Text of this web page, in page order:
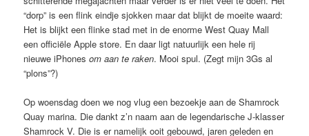
“dorp” is een flink eindje sjokken maar dat blijkt de moeite waard:
Het is blijkt een flinke stad met in de enorme West Quay Mall
een officiële Apple store. En daar ligt natuurlijk een hele rij
nieuwe iPhonesom aan te raken. Mooi spul. (Zegt mijn 3Gs al
“plons”?)
Op woensdag doen we nog vlug een bezoekje aan de Shamrock
Quay marina. Die dankt z’n naam aan de legendarische J-klasser
Shamrock V. Die is er namelijk ooit gebouwd, jaren geleden en